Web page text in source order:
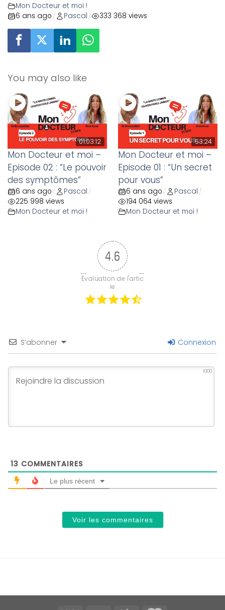
Mon Docteur et moi !
6 ans ago / Pascal / 333 368 views
You may also like
01:03:12
Mon Docteur et moi –
Episode 02 : “Le pouvoir
des symptômes”
6 ans ago / Pascal /
225 998 views
Mon Docteur et moi !
53:24
Mon Docteur et moi –
Episode 01 : “Un secret
pour vous”
6 ans ago / Pascal /
194 064 views
Mon Docteur et moi !
4.6
Évaluation de l'artic
le
S’abonner Connexion
1000
13 COMMENTAIRES
Le plus récent
Voir les commentaires